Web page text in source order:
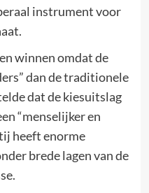
instrument voor
winnen omdat de
dan de traditionele
dat de kiesuitslag
“menselijker en
heeft enorme
brede lagen van de